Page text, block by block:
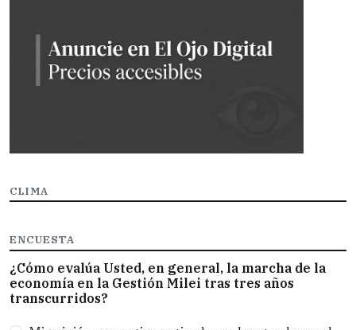
CLIMA
ENCUESTA
¿Cómo evalúa Usted, en general, la marcha de la
economía en la Gestión Milei tras tres años
transcurridos?
Opciones